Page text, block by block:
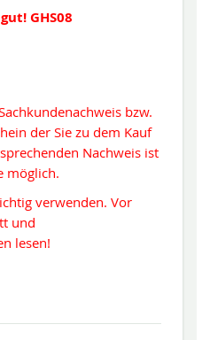
GHS08
bzw.
der Sie zu dem Kauf
Nachweis ist
möglich.
verwenden. Vor
und
lesen!